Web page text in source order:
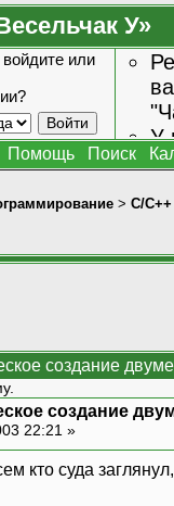
У»
войдите или
У
Помощь Поиск
> C/C++
создание
создание
22:21 »
кто суда